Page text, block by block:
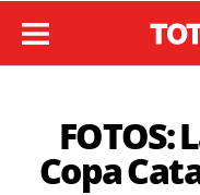
FOTOS:
Copa